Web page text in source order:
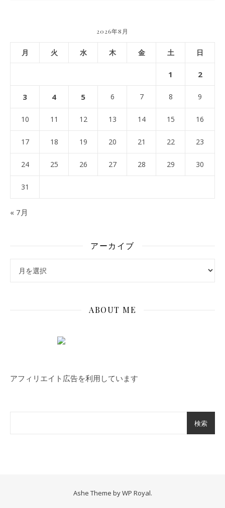
2026年8月
月 火 水 木 金 土 日
1 2
3 4 5 6 7 8 9
10 11 12 13 14 15 16
17 18 19 20 21 22 23
24 25 26 27 28 29 30
31
« 7月
アーカイブ
ABOUT ME
アフィリエイト広告を利用しています
検索
Ashe Theme byWP Royal.